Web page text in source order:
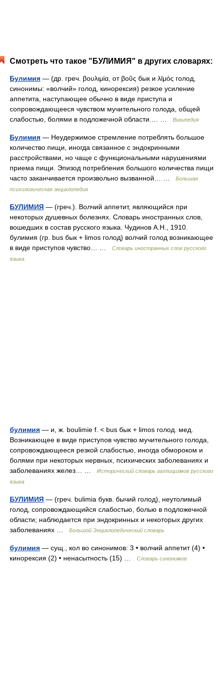
Смотреть что такое "БУЛИМИЯ" в других словарях:
Булимия — (др. греч. βουλιμία, от βοῦς бык и λῑμός голод,
синонимы: «волчий» голод, кинорексия) резкое усиление
аппетита, наступающее обычно в виде приступа и
сопровождающееся чувством мучительного голода, общей
слабостью, болями в подложечной области.… …
Википедия
Булимия — Неудержимое стремление потреблять большое
количество пищи, иногда связанное с эндокринными
расстройствами, но чаще с функциональными нарушениями
приема пищи. Эпизод потребления большого количества пищи
часто заканчивается произвольно вызванной… …
Большая
психологическая энциклопедия
БУЛИМИЯ — (греч.). Волчий аппетит, являющийся при
некоторых душевных болезнях. Словарь иностранных слов,
вошедших в состав русского языка. Чудинов А.Н., 1910.
булимия (гр. bus бык + limos голод) волчий голод возникающее
в виде приступов чувство… …
Словарь иностранных слов русского
языка
булимия — и, ж. boulimie f. < bus бык + limos голод. мед.
Возникающее в виде приступов чувство мучительного голода,
сопровождающееся резкой слабостью, иногда обмороком и
болями при некоторых нервных, психических заболеваниях и
заболеваниях желез… …
Исторический словарь галлицизмов русского
языка
БУЛИМИЯ — (греч. bulimia букв. бычий голод), неутолимый
голод, сопровождающийся слабостью, болью в подложечной
области; наблюдается при эндокринных и некоторых других
заболеваниях …
Большой Энциклопедический словарь
булимия — сущ., кол во синонимов: 3 • волчий аппетит (4) •
кинорексия (2) • ненасытность (15) …
Словарь синонимов